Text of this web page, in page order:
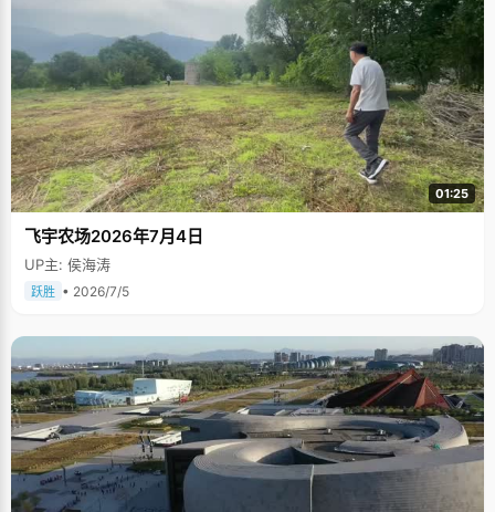
01:25
飞宇农场2026年7月4日
UP主: 侯海涛
跃胜 • 2026/7/5